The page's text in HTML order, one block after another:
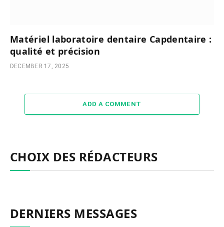
Matériel laboratoire dentaire Capdentaire :
qualité et précision
DECEMBER 17, 2025
ADD A COMMENT
CHOIX DES RÉDACTEURS
DERNIERS MESSAGES